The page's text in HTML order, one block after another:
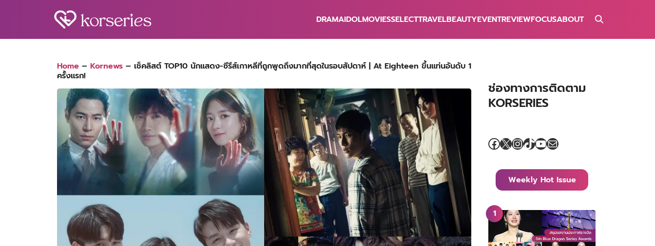
DRAMAIDOLMOVIESSELECTTRAVELBEAUTYEVENTREVIEWFOCUSABOUT
Home – Kornews – เช็คลิสต์ TOP10 นักแสดง-ซีรีส์เกาหลีที่ถูกพูดถึงมากที่สุดในรอบสัปดาห์ | At Eighteen ขึ้นแท่นอันดับ 1
ครั้งแรก!
ช่องทางการติดตาม
KORSERIES
Facebook
X Instagram
TikTok
YouTube
Mail
Weekly Hot Issue